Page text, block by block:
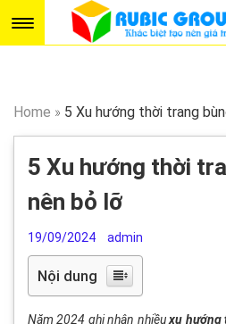
Home » 5 Xu hướng thời trang
5 Xu hướng thời
nên bỏ lỡ
19/09/2024 admin
Nội dung
Năm 2024 ghi nhận nhiềuxu hướng